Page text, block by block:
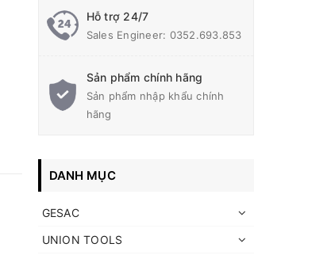
Hỗ trợ 24/7
Sales Engineer: 0352.693.853
Sản phẩm chính hãng
Sản phẩm nhập khẩu chính
hãng
DANH MỤC
GESAC
UNION TOOLS